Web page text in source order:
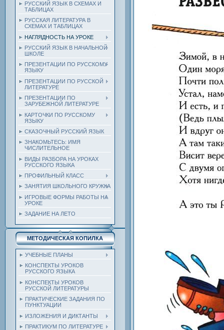
РУССКИЙ ЯЗЫК В СХЕМАХ И
ТАБЛИЦАХ
РУССКАЯ ЛИТЕРАТУРА В
СХЕМАХ И ТАБЛИЦАХ
НАГЛЯДНОСТЬ НА УРОКЕ
РУССКИЙ ЯЗЫК В НАЧАЛЬНОЙ
ШКОЛЕ
ПРЕЗЕНТАЦИИ ПО РУССКОМУ
ЯЗЫКУ
ПРЕЗЕНТАЦИИ ПО РУССКОЙ
ЛИТЕРАТУРЕ
ПРЕЗЕНТАЦИИ ПО
ЗАРУБЕЖНОЙ ЛИТЕРАТУРЕ
КАРТОЧКИ ПО РУССКОМУ
ЯЗЫКУ
СКАЗОЧНЫЙ РУССКИЙ ЯЗЫК
ЗНАКОМЬТЕСЬ: ИМЯ
ЧИСЛИТЕЛЬНОЕ
ВИДЫ РАЗБОРА НА УРОКАХ
РУССКОГО ЯЗЫКА
ПРОФИЛЬНЫЙ КЛАСС
ЗАНЯТИЯ ШКОЛЬНОГО КРУЖКА
ИГРОВЫЕ ФОРМЫ РАБОТЫ НА
УРОКЕ
ЗАДАНИЕ НА ЛЕТО
МЕТОДИЧЕСКАЯ КОПИЛКА
УЧЕБНЫЕ ПЛАНЫ
КОНСПЕКТЫ УРОКОВ
РУССКОГО ЯЗЫКА
КОНСПЕКТЫ УРОКОВ
РУССКОЙ ЛИТЕРАТУРЫ
ПРАКТИЧЕСКИЕ ЗАДАНИЯ ПО
ПУНКТУАЦИИ
ИЗЛОЖЕНИЯ И ДИКТАНТЫ
ПРАКТИКУМ ПО ЛИТЕРАТУРЕ